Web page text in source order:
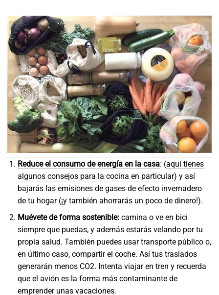
Reduce el consumo de energía en la casa: (aquí tienes
algunos consejos para la cocina en particular) y así
bajarás las emisiones de gases de efecto invernadero
de tu hogar (¡y también ahorrarás un poco de dinero!).
Muévete de forma sostenible:camina o ve en bici
siempre que puedas, y además estarás velando por tu
propia salud. También puedes usar transporte público o,
en último caso, compartir el coche. Así tus traslados
generarán menos CO2. Intenta viajar en tren y recuerda
que el avión es la forma más contaminante de
emprender unas vacaciones.